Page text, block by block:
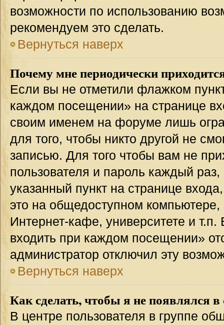
возможности по использованию
рекомендуем это сделать.
Вернуться наверх
Почему мне периодически
Если вы не отметили флажком
каждом посещении» на странице
своим именем на форуме лишь
для того, чтобы никто другой не
записью. Для того чтобы вам не
пользователя и пароль каждый
указанный пункт на странице
это на общедоступном
Интернет-кафе, университете и т.п.
входить при каждом посещении»
администратор отключил эту
Вернуться наверх
Как сделать, чтобы я не появлялся
В центре пользователя в группе